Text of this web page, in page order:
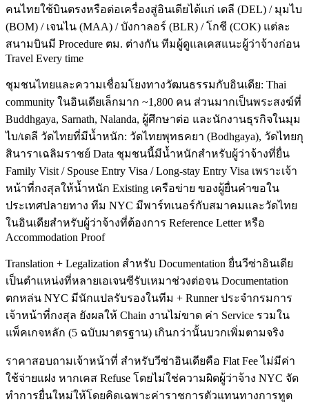
คนไทยใช้บินตรงหรือต่อเครื่องสู่อินเดียได้แก่ เดลี (DEL) / มุมไบ
(BOM) / เจนไน (MAA) / บังกาลอร์ (BLR) / โกชี (COK) แต่ละ
สนามบินมี Procedure ตม. ต่างกัน ทีมผู้ดูแลเคสแนะผู้ว่าจ้างก่อน
Travel Every time
ชุมชนไทยและความเชื่อมโยงทางวัฒนธรรมกับอินเดีย: Thai
community ในอินเดียเล็กมาก ~1,800 คน ส่วนมากเป็นพระสงฆ์ที่
Buddhgaya, Sarnath, Nalanda, ผู้ศึกษาต่อ และนักงานธุรกิจในมุม
ไบ/เดลี วัดไทยที่มีน้ำหนัก: วัดไทยพุทธคยา (Bodhgaya), วัดไทยกุ
สินาราเฉลิมราชย์ Data ชุมชนนี้มีน้ำหนักสำหรับผู้ว่าจ้างที่ยื่น
Family Visit / Spouse Entry Visa / Long-stay Entry Visa เพราะเจ้า
หน้าที่กงสุลให้น้ำหนัก Existing เครือข่าย ของผู้ยื่นคำขอใน
ประเทศปลายทาง ทีม NYC มีพาร์ทเนอร์กับสมาคมและวัดไทย
ในอินเดียสำหรับผู้ว่าจ้างที่ต้องการ Reference Letter หรือ
Accommodation Proof
Translation + Legalization สำหรับ Documentation ยื่นวีซ่าอินเดีย
เป็นตำแหน่งที่หลายเอเจนซีรับเหมาช่วงต่อจน Documentation
ตกหล่น NYC มีนักแปลรับรองในทีม + Runner ประจำกรมการ
เจ้าหน้าที่กงสุล ยังผลให้ Chain งานไม่ขาด ค่า Service รวมใน
แพ็คเกจหลัก (5 ฉบับมาตรฐาน) เกินกว่านั้นบวกเพิ่มตามจริง
ราคาสอบถามเจ้าหน้าที่ สำหรับวีซ่าอินเดียคือ Flat Fee ไม่มีค่า
ใช้จ่ายแฝง หากเคส Refuse โดยไม่ใช่ความผิดผู้ว่าจ้าง NYC จัด
ทำการยื่นใหม่ให้โดยคิดเฉพาะค่าราชการตัวแทนทางการทูต